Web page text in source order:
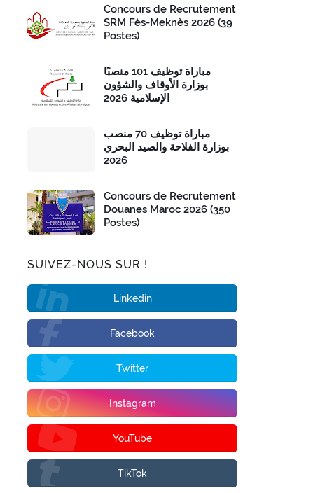
Concours de Recrutement
SRM Fès-Meknès 2026 (39
Postes)
مباراة توظيف 101 منصبًا
بوزارة الأوقاف والشؤون
الإسلامية 2026
مباراة توظيف 70 منصب
بوزارة الفلاحة والصيد البحري
2026
Concours de Recrutement
Douanes Maroc 2026 (350
Postes)
SUIVEZ-NOUS SUR !
Linkedin
Facebook
Twitter
Instagram
YouTube
TikTok